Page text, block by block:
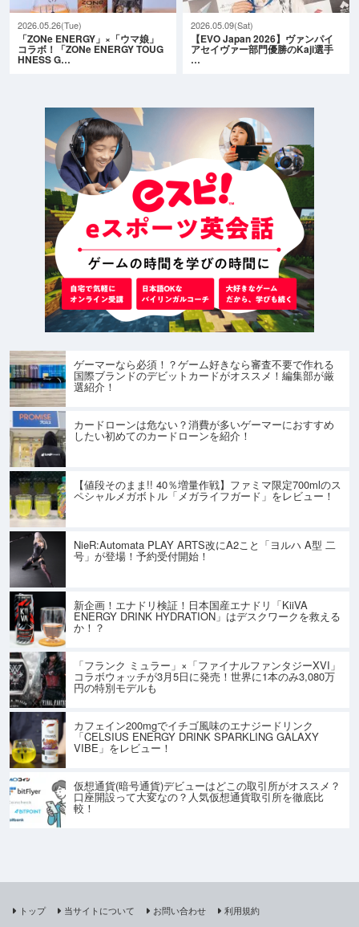
2026.05.26(Tue)
「ZONe ENERGY」×「ウマ娘」
コラボ！「ZONe ENERGY TOUG
HNESS G…
2026.05.09(Sat)
【EVO Japan 2026】ヴァンパイ
アセイヴァー部門優勝のKaji選手
…
ゲーマーなら必須！？ゲーム好きなら審査不要で作れる
国際ブランドのデビットカードがオススメ！編集部が厳
選紹介！
カードローンは危ない？消費が多いゲーマーにおすすめ
したい初めてのカードローンを紹介！
【値段そのまま!! 40％増量作戦】ファミマ限定700mlのス
ペシャルメガボトル「メガライフガード」をレビュー！
NieR:Automata PLAY ARTS改にA2こと「ヨルハ A型 二
号」が登場！予約受付開始！
新企画！エナドリ検証！日本国産エナドリ「KiiVA
ENERGY DRINK HYDRATION」はデスクワークを救える
か！？
「フランク ミュラー」×「ファイナルファンタジーXVI」
コラボウォッチが3月5日に発売！世界に1本のみ3,080万
円の特別モデルも
カフェイン200mgでイチゴ風味のエナジードリンク
「CELSIUS ENERGY DRINK SPARKLING GALAXY
VIBE」をレビュー！
仮想通貨(暗号通貨)デビューはどこの取引所がオススメ？
口座開設って大変なの？人気仮想通貨取引所を徹底比
較！
トップ 当サイトについて お問い合わせ 利用規約